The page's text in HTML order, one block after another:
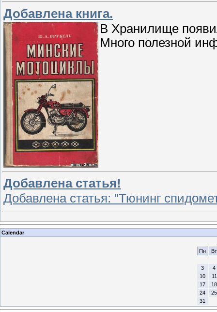
Добавлена книга.
В Хранилище
Много полезной
Добавлена статья!
Добавлена статья: "Тюнинг
Calendar
Пн
Вт
3
4
10
11
17
18
24
25
31